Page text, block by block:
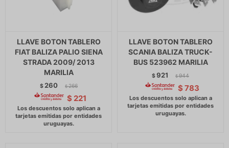
LLAVE BOTON TABLERO
FIAT BALIZA PALIO SIENA
STRADA 2009/ 2013
MARILIA
$ 260 $ 266
$ 221
LLAVE BOTON TABLERO
SCANIA BALIZA TRUCK-
BUS 523962 MARILIA
$921 $ 944
$ 783